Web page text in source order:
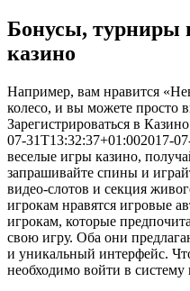
Бонусы, турниры
казино
Например, вам нравится
колесо, и вы можете просто
Зарегистрироваться в
07-31T13:32:37+01:002017-
веселые игры казино,
запрашивайте спины и
видео-слотов и секция
игрокам нравятся игровые
игрокам, которые
свою игру. Оба они
и уникальный интерфейс.
необходимо войти в